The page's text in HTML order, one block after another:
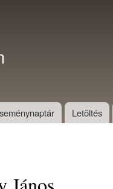
Letöltés